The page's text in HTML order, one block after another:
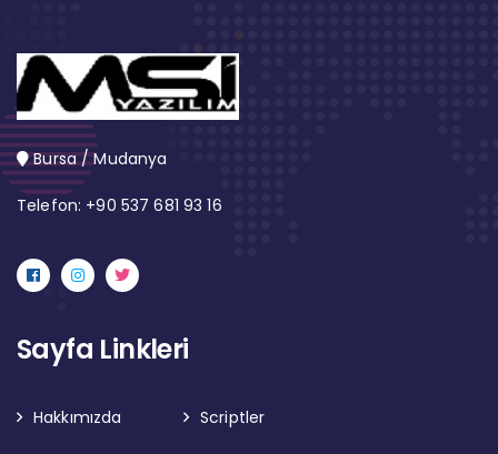
Bursa / Mudanya
Telefon: +90 537 681 93 16
Sayfa Linkleri
Hakkımızda
Scriptler